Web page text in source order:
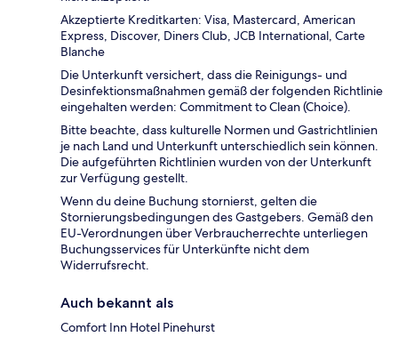
Akzeptierte Kreditkarten: Visa, Mastercard, American
Express, Discover, Diners Club, JCB International, Carte
Blanche
Die Unterkunft versichert, dass die Reinigungs- und
Desinfektionsmaßnahmen gemäß der folgenden Richtlinie
eingehalten werden: Commitment to Clean (Choice).
Bitte beachte, dass kulturelle Normen und Gastrichtlinien
je nach Land und Unterkunft unterschiedlich sein können.
Die aufgeführten Richtlinien wurden von der Unterkunft
zur Verfügung gestellt.
Wenn du deine Buchung stornierst, gelten die
Stornierungsbedingungen des Gastgebers. Gemäß den
EU-Verordnungen über Verbraucherrechte unterliegen
Buchungsservices für Unterkünfte nicht dem
Widerrufsrecht.
Auch bekannt als
Comfort Inn Hotel Pinehurst